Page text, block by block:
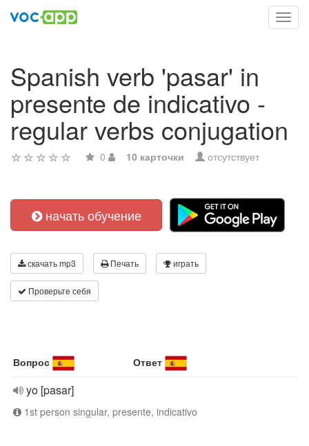
Spanish verb 'pasar' in
presente de indicativo -
regular verbs conjugation
0 10 карточки отсутствует
начать обучение
скачать mp3 Печать играть
Проверьте себя
Вопрос Ответ
yo [pasar]
1st person singular, presente, indicativo